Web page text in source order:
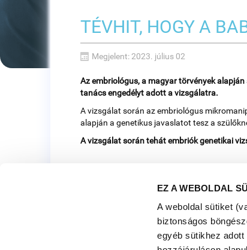
EZ A WEBOLDAL
A weboldal sütiket
biztonságos
egyéb sütikhez
TÉVHIT, HOGY A
Megjelent: 2023. július 02
Az embriológus, a magyar törvények
tanács engedélyt adott a vizsgálatra.
A vizsgálat során az embriológus
alapján a genetikus javaslatot tesz a
A vizsgálat során tehát embriók genetikai